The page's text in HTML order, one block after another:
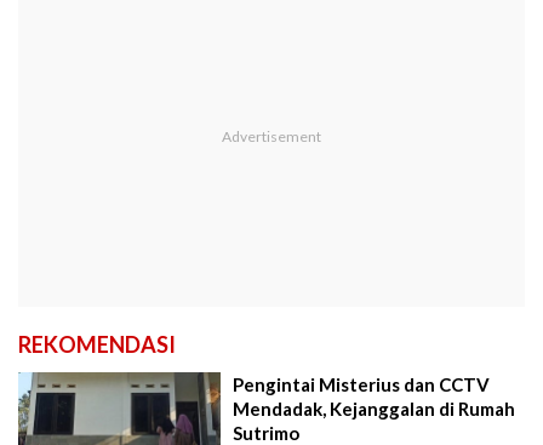
REKOMENDASI
Pengintai Misterius dan CCTV
Mendadak, Kejanggalan di Rumah
Sutrimo